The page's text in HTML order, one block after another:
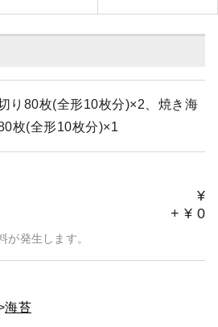
り80枚(全形10枚分)×2、焼き海
枚(全形10枚分)×1
¥
+ ¥ 0
が発生します。
海苔